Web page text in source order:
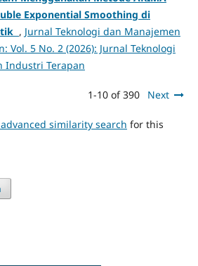
Exponential Smoothing di
, Jurnal Teknologi dan Manajemen
Vol. 5 No. 2 (2026): Jurnal Teknologi
Industri Terapan
1-10 of 390 Next
similarity search for this